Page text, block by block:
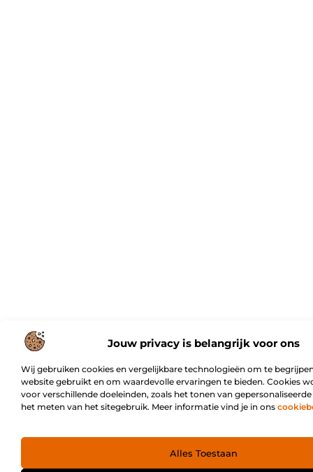
Jouw privacy is belangrijk voor ons
Wij gebruiken cookies en vergelijkbare technologieën om te
website gebruikt en om waardevolle ervaringen te bieden. Cookies
voor verschillende doeleinden, zoals het tonen van
het meten van het sitegebruik. Meer informatie vind je in ons
Alles Toestaan